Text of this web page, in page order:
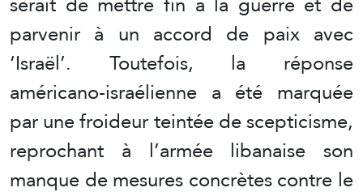
parvenir à un accord de paix avec
‘Israël’. Toutefois, la réponse
américano-israélienne a été marquée
par une froideur teintée de scepticisme,
reprochant à l’armée libanaise son
manque de mesures concrètes contre le